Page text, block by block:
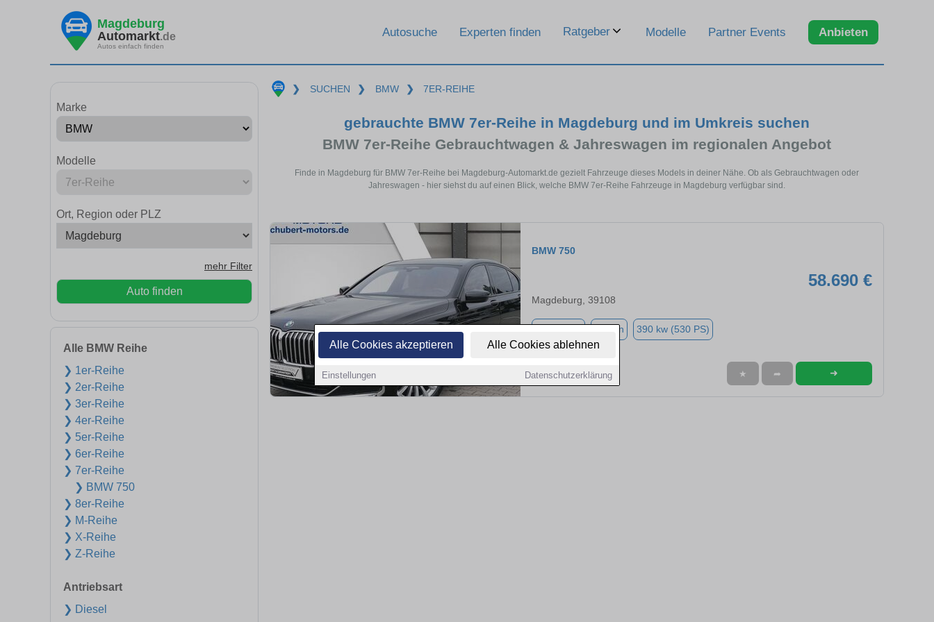
Alle Cookies akzeptieren Alle Cookies ablehnen
Einstellungen Datenschutzerklärung
Magdeburg
Automarkt.de
Autos einfach finden
Autosuche Experten finden Ratgeber Modelle Partner Events Anbieten
Marke
Modelle
Ort, Region oder PLZ
mehr Filter
Auto finden
Alle BMW Reihe
❯ 1er-Reihe
❯ 2er-Reihe
❯ 3er-Reihe
❯ 4er-Reihe
❯ 5er-Reihe
❯ 6er-Reihe
❯ 7er-Reihe
❯ BMW 750
❯ 8er-Reihe
❯ M-Reihe
❯ X-Reihe
❯ Z-Reihe
Antriebsart
❯ Diesel
❯ SUCHEN ❯ BMW ❯ 7ER-REIHE
gebrauchte BMW 7er-Reihe in Magdeburg und im Umkreis suchen
BMW 7er-Reihe Gebrauchtwagen & Jahreswagen im regionalen Angebot
Finde in Magdeburg für BMW 7er-Reihe bei Magdeburg-Automarkt.de gezielt Fahrzeuge dieses Models in deiner Nähe. Ob als Gebrauchtwagen oder
Jahreswagen - hier siehst du auf einen Blick, welche BMW 7er-Reihe Fahrzeuge in Magdeburg verfügbar sind.
BMW 750
58.690 €
Magdeburg, 39108
Benzin 390 kw (530 PS)
★ ➦ ➜